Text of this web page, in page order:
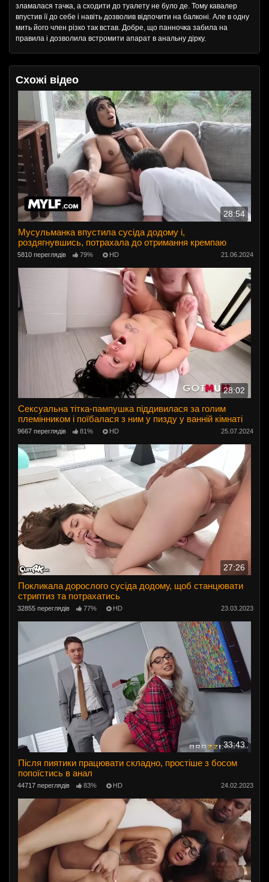
зламалася тачка, а сходити до туалету не було де. Тому кавалер
впустив її до себе і навіть дозволив відпочити на балконі. Але в одну
мить його член різко так встав. Добре, що панночка забила на
правила і дозволила встромити апарат в анальну дірку.
Схожі відео
28:54
Мусульманка впустила сусіда додому і,
роздягнувшись, потрахала до отримання кремпаю
5810 переглядів 79% HD 21.06.2024
28:02
Сексуальна тітка-пампушка піддивилася за голим
племінником і поїбалася з ним у пизду у ванній кімнаті
9667 переглядів 81% HD 25.07.2024
27:26
Покликала дорослого сусіда додому, щоб станцювати
стриптиз та потрахатись
32855 переглядів 77% HD 23.03.2023
33:43
Після пиятики працювати складно, простіше з босом
попоїстись в анал
44717 переглядів 83% HD 24.02.2023